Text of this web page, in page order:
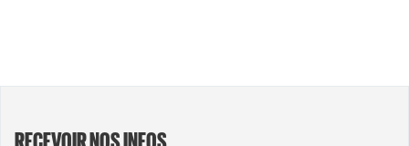
RECEVOIR NOS INFOS